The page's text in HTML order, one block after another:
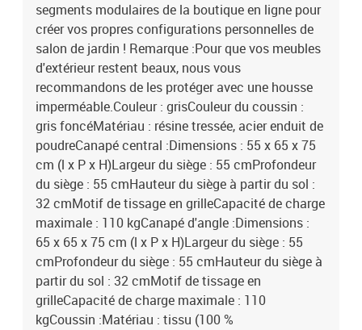
segments modulaires de la boutique en ligne pour
créer vos propres configurations personnelles de
salon de jardin ! Remarque :Pour que vos meubles
d'extérieur restent beaux, nous vous
recommandons de les protéger avec une housse
imperméable.Couleur : grisCouleur du coussin :
gris foncéMatériau : résine tressée, acier enduit de
poudreCanapé central :Dimensions : 55 x 65 x 75
cm (l x P x H)Largeur du siège : 55 cmProfondeur
du siège : 55 cmHauteur du siège à partir du sol :
32 cmMotif de tissage en grilleCapacité de charge
maximale : 110 kgCanapé d'angle :Dimensions :
65 x 65 x 75 cm (l x P x H)Largeur du siège : 55
cmProfondeur du siège : 55 cmHauteur du siège à
partir du sol : 32 cmMotif de tissage en
grilleCapacité de charge maximale : 110
kgCoussin :Matériau : tissu (100 %